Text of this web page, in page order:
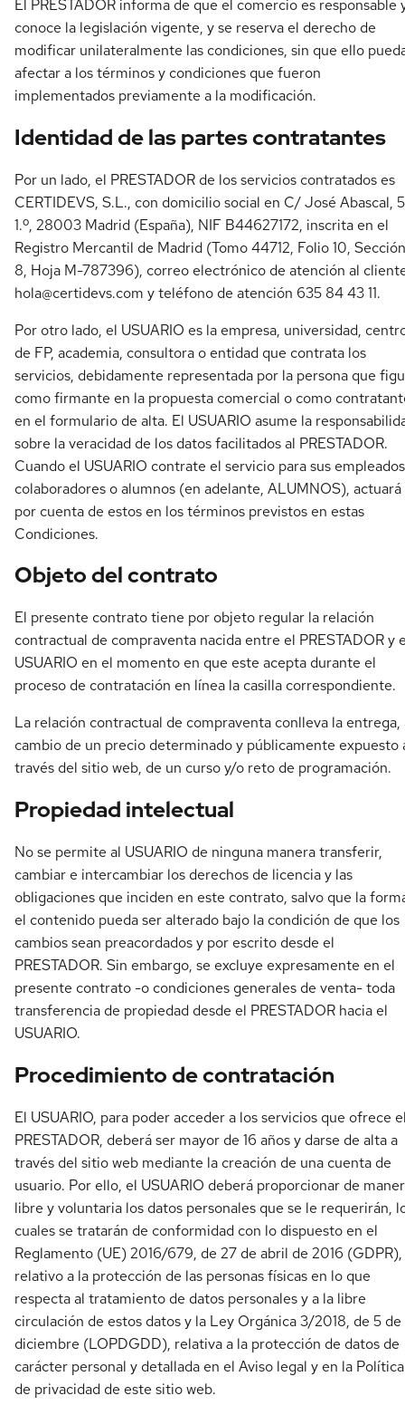
El PRESTADOR informa de que el comercio es responsable
conoce la legislación vigente, y se reserva el derecho de
modificar unilateralmente las condiciones, sin que ello
afectar a los términos y condiciones que fueron
implementados previamente a la modificación.
Identidad de las partes contratantes
Por un lado, el PRESTADOR de los servicios contratados es
CERTIDEVS, S.L., con domicilio social en C/ José Abascal,
1.º, 28003 Madrid (España), NIF B44627172, inscrita en el
Registro Mercantil de Madrid (Tomo 44712, Folio 10, Sección
8, Hoja M-787396), correo electrónico de atención al
hola@certidevs.com y teléfono de atención 635 84 43 11.
Por otro lado, el USUARIO es la empresa, universidad,
de FP, academia, consultora o entidad que contrata los
servicios, debidamente representada por la persona que
como firmante en la propuesta comercial o como
en el formulario de alta. El USUARIO asume la
sobre la veracidad de los datos facilitados al PRESTADOR.
Cuando el USUARIO contrate el servicio para sus
colaboradores o alumnos (en adelante, ALUMNOS), actuará
por cuenta de estos en los términos previstos en estas
Condiciones.
Objeto del contrato
El presente contrato tiene por objeto regular la relación
contractual de compraventa nacida entre el PRESTADOR y
USUARIO en el momento en que este acepta durante el
proceso de contratación en línea la casilla correspondiente.
La relación contractual de compraventa conlleva la entrega,
cambio de un precio determinado y públicamente expuesto
través del sitio web, de un curso y/o reto de programación.
Propiedad intelectual
No se permite al USUARIO de ninguna manera transferir,
cambiar e intercambiar los derechos de licencia y las
obligaciones que inciden en este contrato, salvo que la
el contenido pueda ser alterado bajo la condición de que los
cambios sean preacordados y por escrito desde el
PRESTADOR. Sin embargo, se excluye expresamente en el
presente contrato -o condiciones generales de venta- toda
transferencia de propiedad desde el PRESTADOR hacia el
USUARIO.
Procedimiento de contratación
El USUARIO, para poder acceder a los servicios que ofrece
PRESTADOR, deberá ser mayor de 16 años y darse de alta a
través del sitio web mediante la creación de una cuenta de
usuario. Por ello, el USUARIO deberá proporcionar de
libre y voluntaria los datos personales que se le requerirán,
cuales se tratarán de conformidad con lo dispuesto en el
Reglamento (UE) 2016/679, de 27 de abril de 2016 (GDPR),
relativo a la protección de las personas físicas en lo que
respecta al tratamiento de datos personales y a la libre
circulación de estos datos y la Ley Orgánica 3/2018, de 5 de
diciembre (LOPDGDD), relativa a la protección de datos de
carácter personal y detallada en el Aviso legal y en la Política
de privacidad de este sitio web.